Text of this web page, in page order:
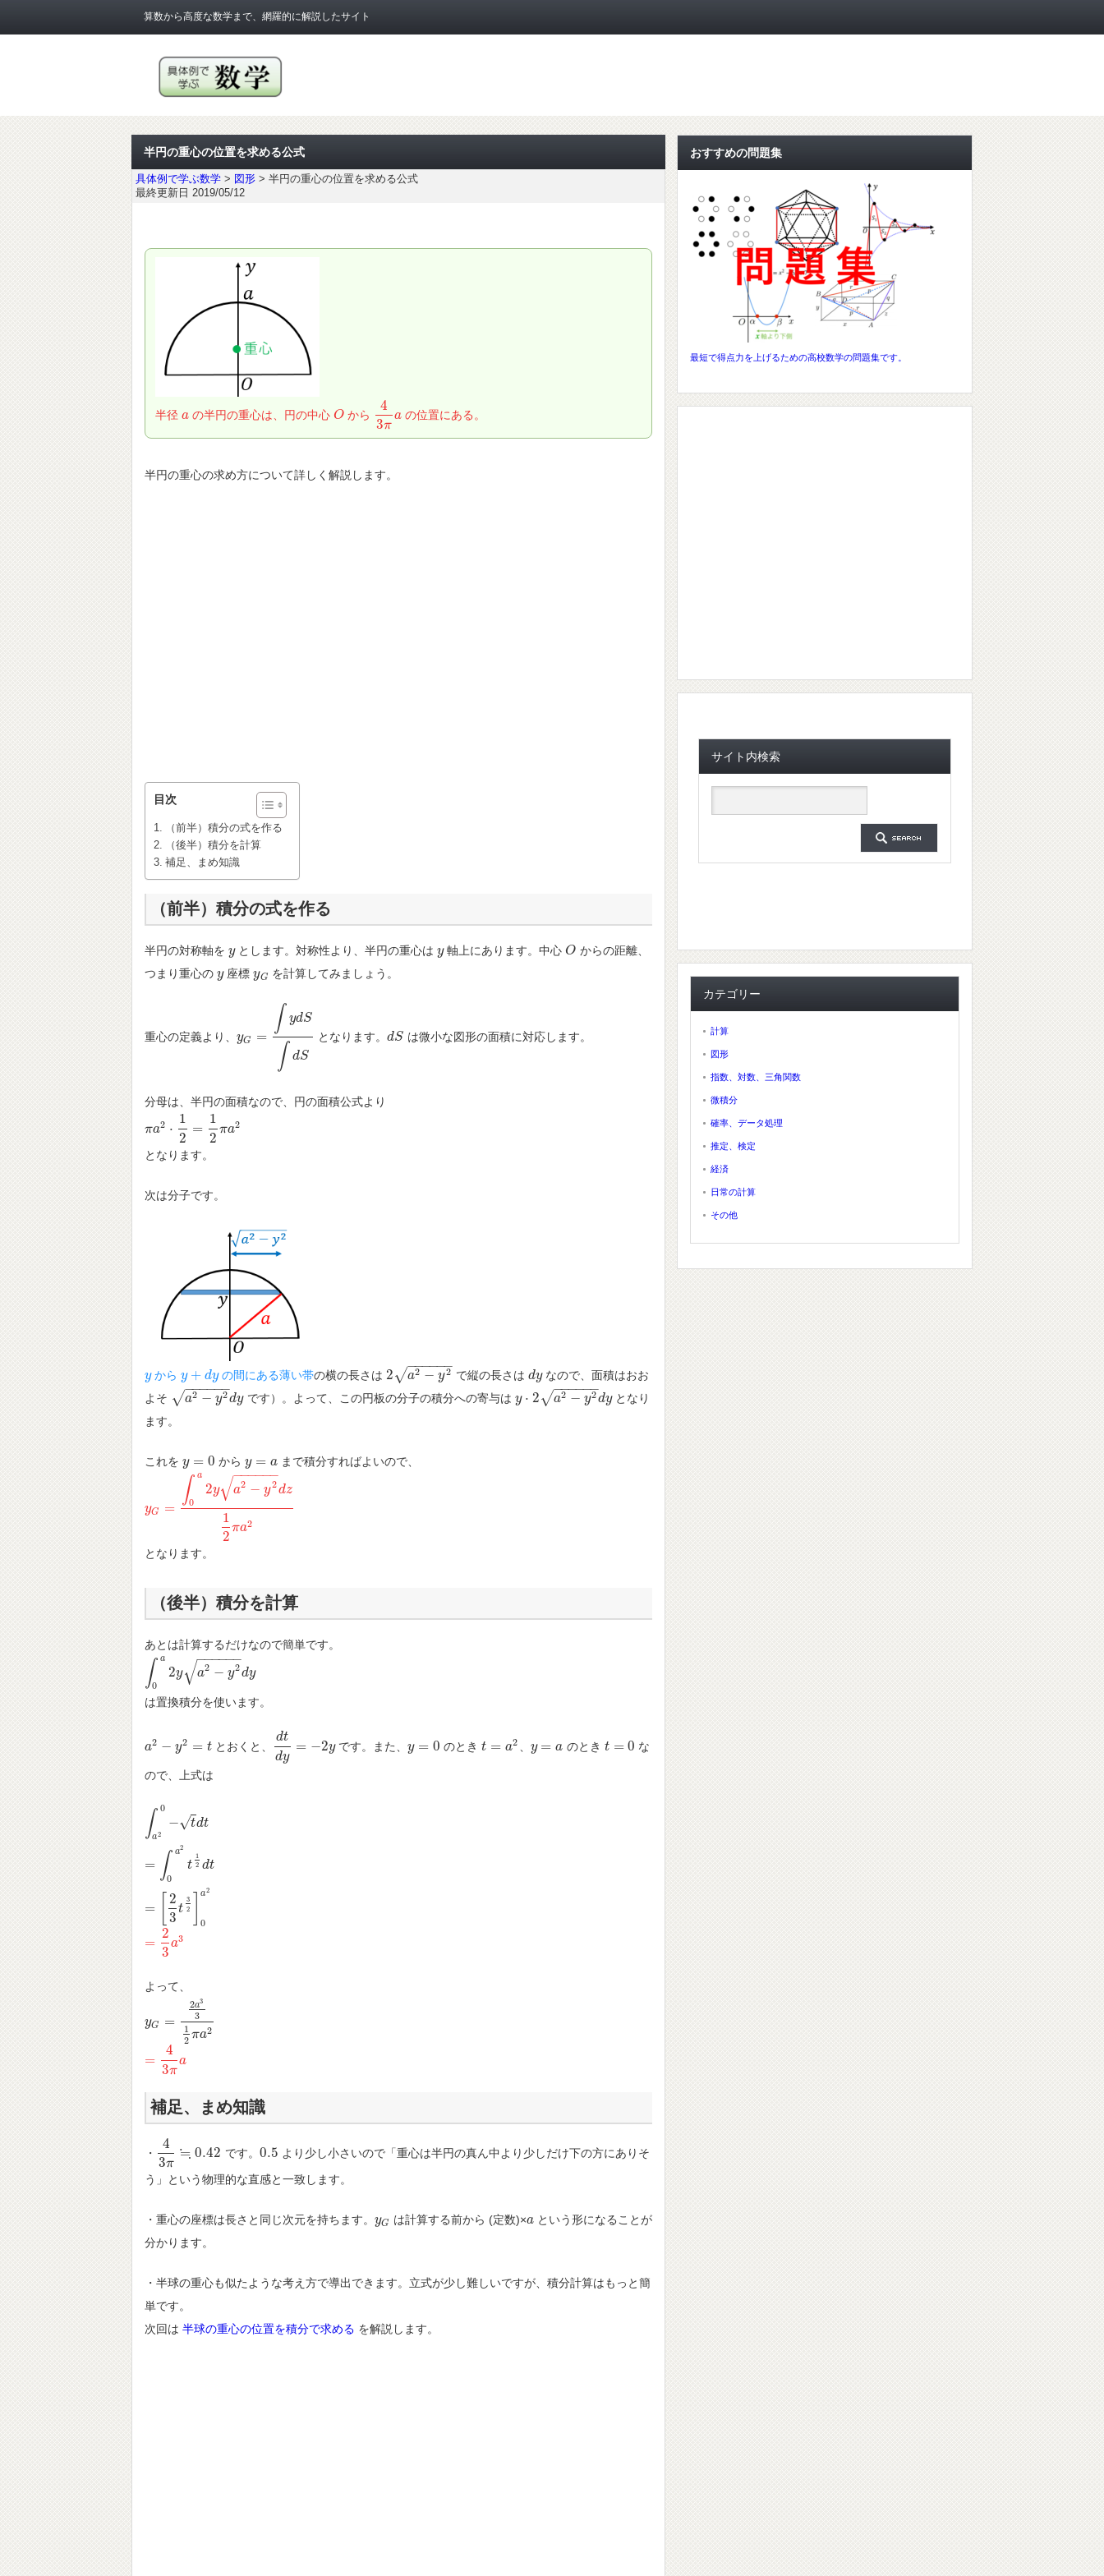
算数から高度な数学まで、網羅的に解説したサイト
半円の重心の位置を求める公式
具体例で学ぶ数学 > 図形 > 半円の重心の位置を求める公式
最終更新日 2019/05/12
半径 a
a の半円の重心は、円の中心O
O から
4
3π
a
43πaの位置にある。
半円の重心の求め方について詳しく解説します。
目次
（前半）積分の式を作る
（後半）積分を計算
補足、まめ知識
（前半）積分の式を作る
半円の対称軸を y
yとします。対称性より、半円の重心はy
y軸上にあります。中心O
O からの距離、
つまり重心の y
y座標yG
yG を計算してみましょう。
重心の定義より、 yG =
∫ ydS
∫ dS
yG =∫y dS∫dS となります。dS
dS は微小な図形の面積に対応します。
分母は、半円の面積なので、円の面積公式より
πa2 ⋅
1
2
=
1
2
πa2
πa2 1 2= 12πa2
となります。
次は分子です。
y
yからy + dy
y+dy の間にある薄い帯の横の長さは 2 a2 − y2
− −
−−−−
√
2a2−y2 で縦の長さは dy
dyなので、面積はおお
よそ
a2 − y2
− −
−−−−
√ dy
a2−y2dy です）。よって、この円板の分子の積分への寄与はy ⋅ 2 a2 − y2
− −
−−−−
√ dy
y⋅ 2 a2−y2d y
となり
ます。
これを y = 0
y=0 からy = a
y=a まで積分すればよいので、
yG =
∫ a
0
2y a2 − y2
− −
−−−−
√ dz
1
2
πa2
yG =∫0 a2ya2−y2dz12πa2
となります。
（後半）積分を計算
あとは計算するだけなので簡単です。
∫ a
0
2y a2 − y2
− −
−−−−
√ dy
0 ya2−y2d y
は置換積分を使います。
a2 − y2 = t
a2 −y2=t とおくと、
dt
dy
= −2y
dtdy =− 2y です。また、y = 0
y=0 のときt = a2
t=a2 y = a
y=a のとき t = 0
t= 0 な
ので、上式は
∫ 0
a2
− t
√ dt
= ∫ a2
0
t
1
2 dt
=
2
3
t
3
2
a2
0
a −tdt=∫0a
=
2
3
a3
=2 3a3
よって、
yG =
2a3
3
1
2 πa2
yG =2a 3312π
=
4
3π
a
=4 3πa
補足、まめ知識
・
4
3π ≒ 0.42
43π ≒0.42 です。 0.5
0.5 より少し小さいので「重心は半円の真ん中より少しだけ下の方にありそ
う」という物理的な直感と一致します。
・重心の座標は長さと同じ次元を持ちます。 yG
yG は計算する前から (定数)×a
aという形になることが
分かります。
・半球の重心も似たような考え方で導出できます。立式が少し難しいですが、積分計算はもっと簡
単です。
次回は 半球の重心の位置を積分で求める を解説します。
おすすめの問題集
最短で得点力を上げるための高校数学の問題集です。
サイト内検索
カテゴリー
計算
図形
指数、対数、三角関数
微積分
確率、データ処理
推定、検定
経済
日常の計算
その他